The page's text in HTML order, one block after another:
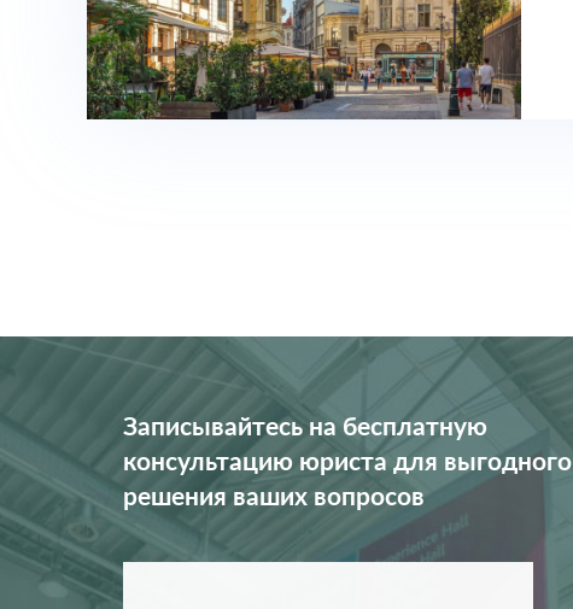
Записывайтесь на бесплатную
консультацию юриста для выгодного
решения ваших вопросов